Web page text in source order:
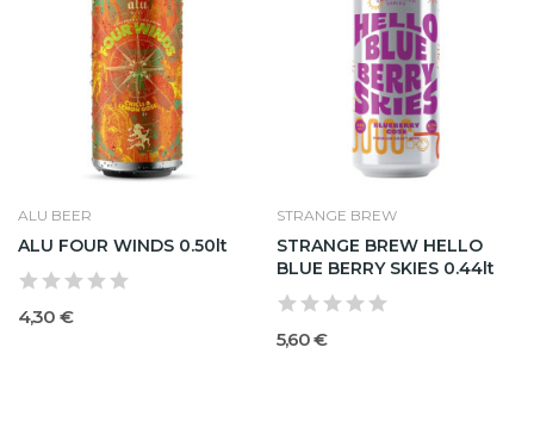
ALU BEER
ALU FOUR WINDS 0.50lt
4,30 €
STRANGE BREW
STRANGE BREW HELLO
BLUE BERRY SKIES 0.44lt
5,60 €